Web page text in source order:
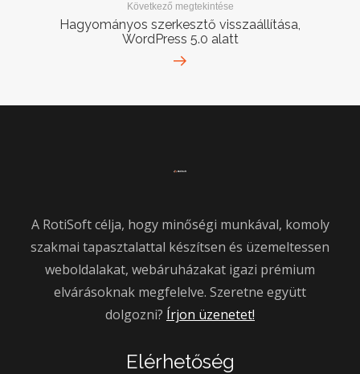
Következő megtekintése
Hagyományos szerkesztő visszaállítása,
WordPress 5.0 alatt
A RotiSoft célja, hogy minőségi munkával, komoly
szakmai tapasztalattal készítsen és üzemeltessen
weboldalakat, webáruházakat igazi prémium
elvárásoknak megfelelve. Szeretne együtt
dolgozni? Írjon üzenetet!
Elérhetőség